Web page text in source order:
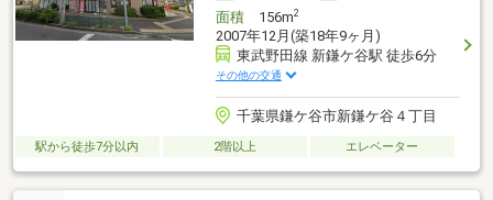
面積156m2
2007年12月(築18年9ヶ月)
東武野田線 新鎌ケ谷駅 徒歩6分
その他の交通
千葉県鎌ケ谷市新鎌ケ谷４丁目
駅から徒歩7分以内 2階以上 エレベーター